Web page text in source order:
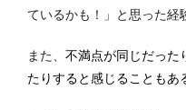
ているかも！」と思った経
また、 不満点が同じだった
たりすると感じることもあ